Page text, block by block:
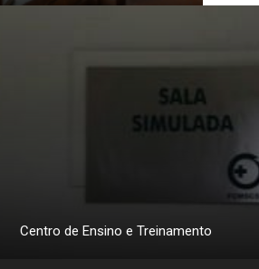
Centro de Ensino e Treinamento